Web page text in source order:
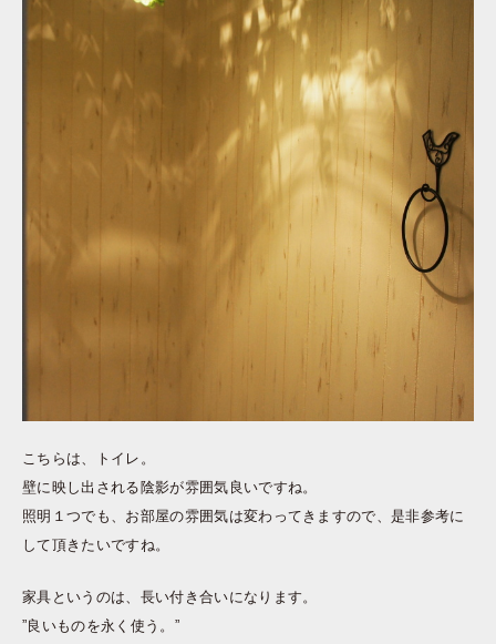
こちらは、トイレ。
壁に映し出される陰影が雰囲気良いですね。
照明１つでも、お部屋の雰囲気は変わってきますので、是非参考に
して頂きたいですね。
家具というのは、長い付き合いになります。
”良いものを永く使う。”